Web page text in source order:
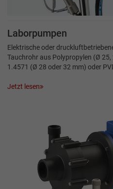
Laborpumpen
Elektrische oder
Tauchrohr aus Polypropylen (Ø 25,
1.4571 (Ø 28 oder 32 mm) oder
Jetzt lesen